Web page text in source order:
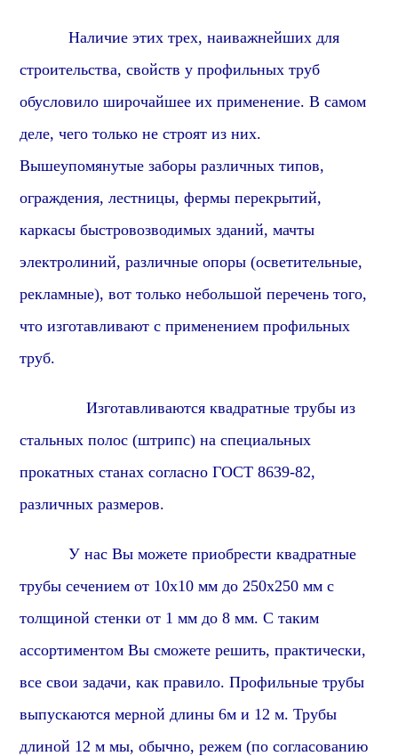
Наличие этих трех, наиважнейших для
строительства, свойств у профильных труб
обусловило широчайшее их применение.В самом
деле, чего только не строят из них.
Вышеупомянутые заборы различных типов,
ограждения, лестницы, фермы перекрытий,
каркасы быстровозводимых зданий, мачты
электролиний, различные опоры (осветительные,
рекламные), вот только небольшой перечень того,
что изготавливают с применением профильных
труб.
Изготавливаются квадратные трубы из
стальных полос (штрипс) на специальных
прокатных станах согласно ГОСТ 8639-82,
различных размеров.
У нас Вы можете приобрести квадратные
трубы сечением от 10х10 мм до 250х250 мм с
толщиной стенки от 1 мм до 8 мм. С таким
ассортиментом Вы сможете решить, практически,
все свои задачи,как правило. Профильные трубы
выпускаются мерной длины 6м и 12 м. Трубы
длиной 12 м мы, обычно, режем (по согласованию